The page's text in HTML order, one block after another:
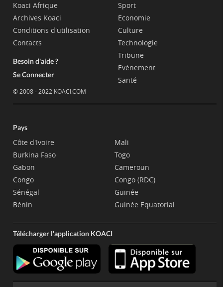
Koaci Afrique
Archives Koaci
Conditions d'utilisation
Contacts
Besoin d'aide ?
Se Connecter
© 2008 - 2022 KOACI.COM
Sport
Economie
Culture
Technologie
Tribune
Evènement
Santé
Pays
Côte d'Ivoire
Burkina Faso
Gabon
Congo
Sénégal
Bénin
Mali
Togo
Cameroun
Congo (RDC)
Guinée
Guinée Equatorial
Télécharger l'application KOACI